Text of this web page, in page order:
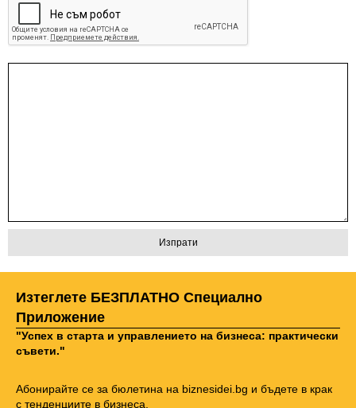
Изтеглете БЕЗПЛАТНО Специално
Приложение
"Успех в старта и управлението на бизнеса: практически
съвети."
Абонирайте се за бюлетина на biznesidei.bg и бъдете в крак
с тенденциите в бизнеса.